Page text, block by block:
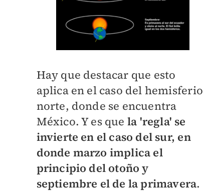
Hay que destacar que esto
aplica en el caso del hemisferio
norte, donde se encuentra
México. Y es que la 'regla' se
invierte en el caso del sur, en
donde marzo implica el
principio del otoño y
septiembre el de la primavera.